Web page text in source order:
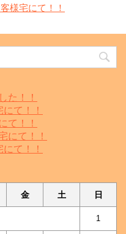
様宅にて！！
た！！
て！！
て！！
にて！！
て！！
金 土 日
1